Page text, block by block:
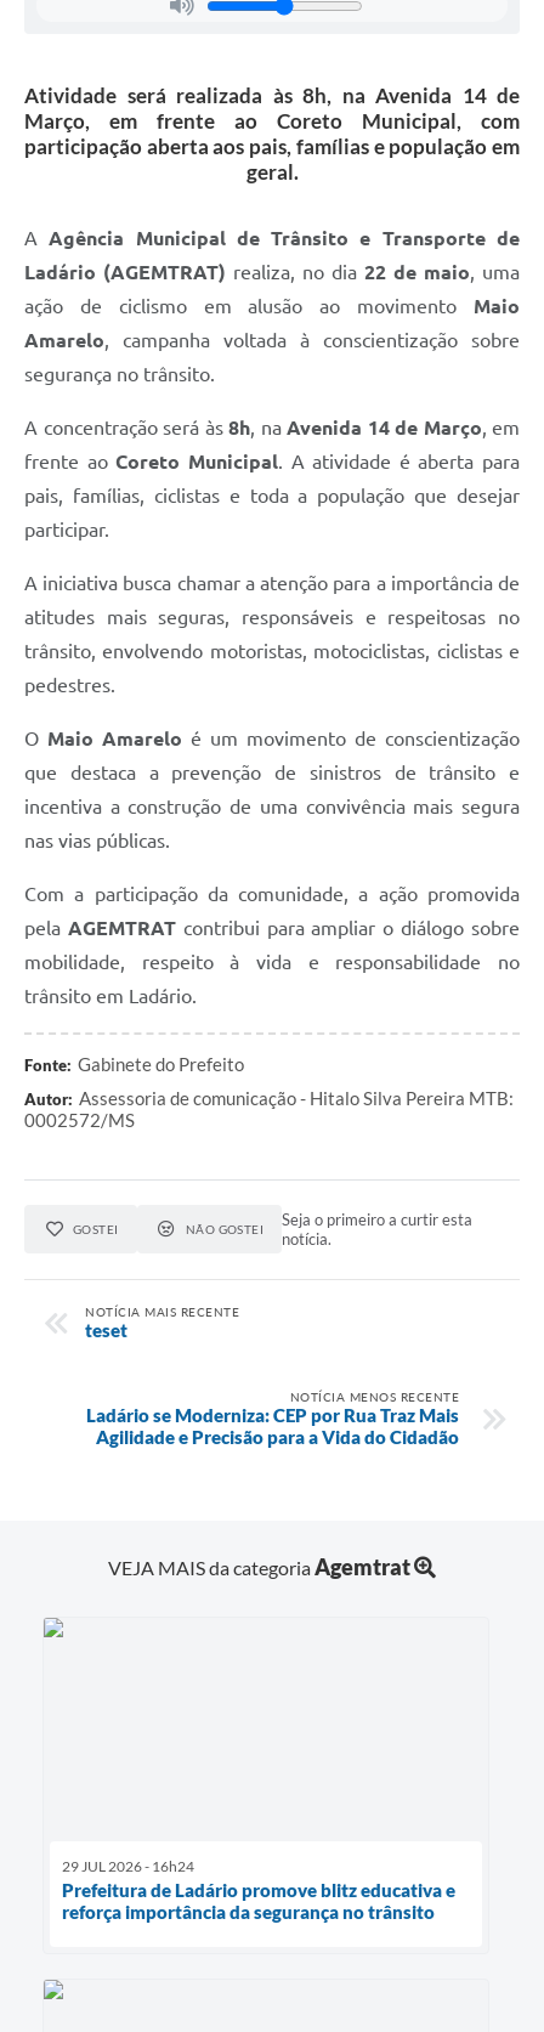
Atividade será realizada às 8h, na Avenida 14 de
Março, em frente ao Coreto Municipal, com
participação aberta aos pais, famílias e população em
geral.
AAgência Municipal de Trânsito e Transporte de
Ladário (AGEMTRAT) realiza, no dia 22 de maio, uma
ação de ciclismo em alusão ao movimento Maio
Amarelo, campanha voltada à conscientização sobre
segurança no trânsito.
A concentração será às 8h, na Avenida 14 de Março, em
frente aoCoreto Municipal. A atividade é aberta para
pais, famílias, ciclistas e toda a população que desejar
participar.
A iniciativa busca chamar a atenção para a importância de
atitudes mais seguras, responsáveis e respeitosas no
trânsito, envolvendo motoristas, motociclistas, ciclistas e
pedestres.
O Maio Amarelo é um movimento de conscientização
que destaca a prevenção de sinistros de trânsito e
incentiva a construção de uma convivência mais segura
nas vias públicas.
Com a participação da comunidade, a ação promovida
pela AGEMTRATcontribui para ampliar o diálogo sobre
mobilidade, respeito à vida e responsabilidade no
trânsito em Ladário.
Fonte: Gabinete do Prefeito
Autor: Assessoria de comunicação - Hitalo Silva Pereira MTB:
0002572/MS
GOSTEI NÃO GOSTEI
Seja o primeiro a curtir esta
notícia.
NOTÍCIA MAIS RECENTE
teset
NOTÍCIA MENOS RECENTE
Ladário se Moderniza: CEP por Rua Traz Mais
Agilidade e Precisão para a Vida do Cidadão
VEJA MAIS da categoriaAgemtrat
29 JUL 2026 - 16h24
Prefeitura de Ladário promove blitz educativa e
reforça importância da segurança no trânsito